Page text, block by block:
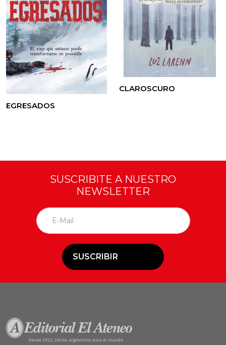
EGRESADOS
CLAROSCURO
SUSCRIBITE A NUESTRO
NEWSLETTER
SUSCRIBIR